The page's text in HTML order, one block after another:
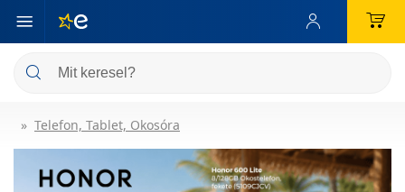
Telefon, Tablet, Okosóra